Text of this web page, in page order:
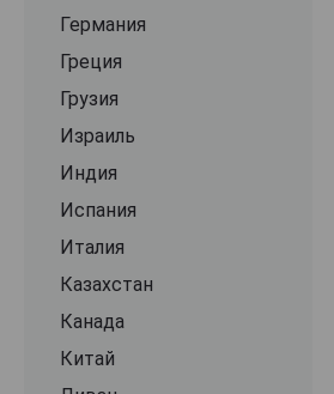
Chacra
Claroscuro
Colome
Desquiciado
Dominio del Plata
El Esteco
Finca Flichman
Jam Shed
Kaiken
Kaleu
Германия
Греция
Грузия
Израиль
Индия
Испания
Италия
Казахстан
Канада
Китай